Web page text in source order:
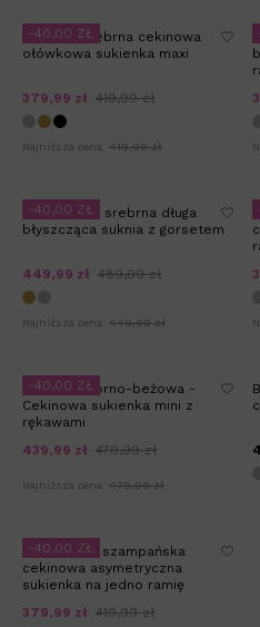
ICONIC - srebrna cekinowa
ołówkowa sukienka maxi
379,99 zł 419,99 zł
Najniższa cena: 419,99 zł
-40,00 ZŁ
FAIRYTALE - srebrna długa
błyszcząca suknia z gorsetem
449,99 zł 489,99 zł
Najniższa cena: 449,99 zł
-40,00 ZŁ
DELICE srebrno-beżowa -
Cekinowa sukienka mini z
rękawami
439,99 zł 479,99 zł
Najniższa cena: 479,99 zł
-40,00 ZŁ
AURESSIA - szampańska
cekinowa asymetryczna
sukienka na jedno ramię
379,99 zł 419,99 zł
-40,00 ZŁ